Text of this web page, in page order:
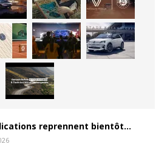
reprennent bientôt…